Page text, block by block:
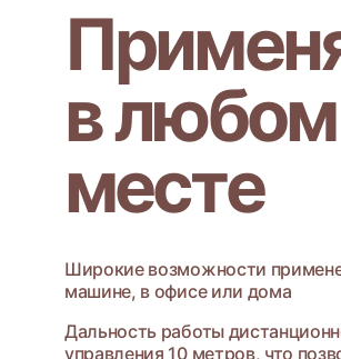
в любом
месте
Широкие возможности
машине, в офисе или дома
Дальность работы
управления 10 метров, что